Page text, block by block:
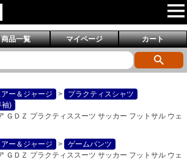
商品一覧 マイページ カート
ー＆ジャージ
プラクティスシャツ
袖)
ＧＤＺ プラクティススーツ サッカー フットサル ウェ
ー＆ジャージ
ゲームパンツ
ＧＤＺ プラクティススーツ サッカー フットサル ウェ